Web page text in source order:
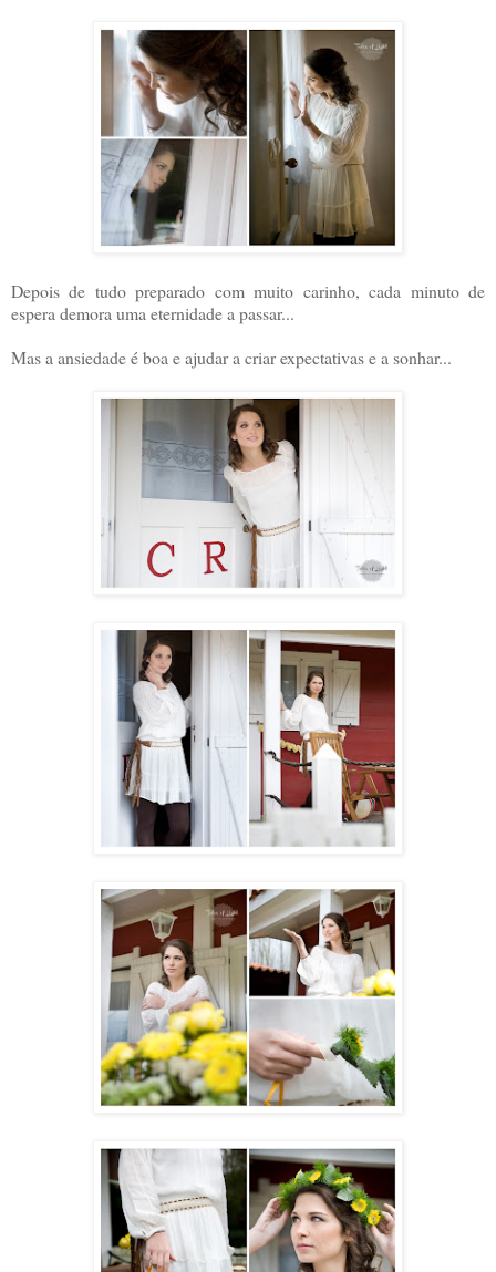
Depois de tudo preparado com muito carinho, cada minuto de
espera demora uma eternidade a passar...
Mas a ansiedade é boa e ajudar a criar expectativas e a sonhar...